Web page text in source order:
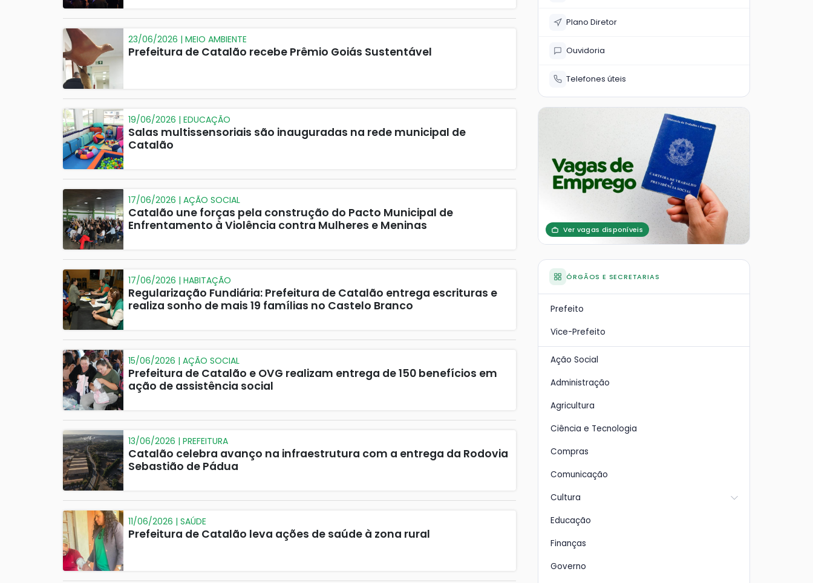
23/06/2026 | MEIO AMBIENTE
Prefeitura de Catalão recebe Prêmio Goiás Sustentável
19/06/2026 | EDUCAÇÃO
Salas multissensoriais são inauguradas na rede municipal de
Catalão
17/06/2026 | AÇÃO SOCIAL
Catalão une forças pela construção do Pacto Municipal de
Enfrentamento à Violência contra Mulheres e Meninas
17/06/2026 | HABITAÇÃO
Regularização Fundiária: Prefeitura de Catalão entrega escrituras e
realiza sonho de mais 19 famílias no Castelo Branco
15/06/2026 | AÇÃO SOCIAL
Prefeitura de Catalão e OVG realizam entrega de 150 benefícios em
ação de assistência social
13/06/2026 | PREFEITURA
Catalão celebra avanço na infraestrutura com a entrega da Rodovia
Sebastião de Pádua
11/06/2026 | SAÚDE
Prefeitura de Catalão leva ações de saúde à zona rural
Plano Diretor
Ouvidoria
Telefones úteis
Ver vagas disponíveis
ÓRGÃOS E SECRETARIAS
Prefeito
Vice-Prefeito
Ação Social
Administração
Agricultura
Ciência e Tecnologia
Compras
Comunicação
Cultura
Educação
Finanças
Governo